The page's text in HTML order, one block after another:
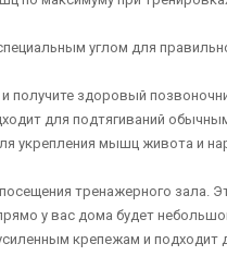
углом для
получите здоровый
для подтягиваний
укрепления мышц живота и
тренажерного зала.
у вас дома будет
крепежам и